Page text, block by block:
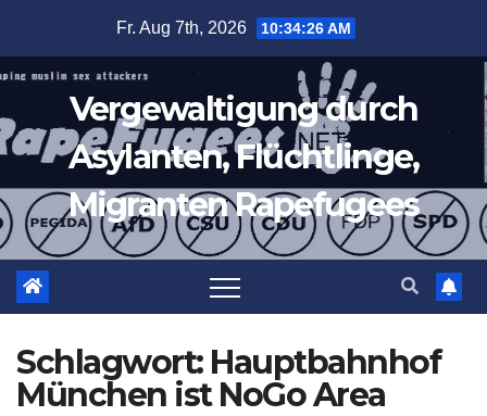
springen
Fr. Aug 7th, 2026 10:34:27 AM
Vergewaltigung durch
Asylanten, Flüchtlinge,
Migranten Rapefugees
Schlagwort: Hauptbahnhof
München ist NoGo Area